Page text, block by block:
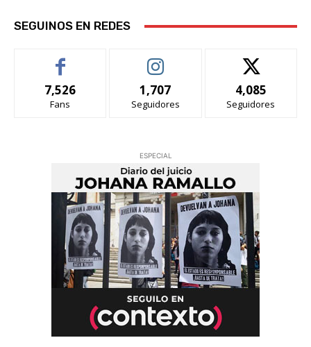
SEGUINOS EN REDES
7,526
Fans
1,707
Seguidores
4,085
Seguidores
ESPECIAL